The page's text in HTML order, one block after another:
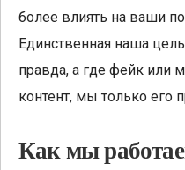
более влиять на ваши
Единственная наша
правда, а где фейк или
контент, мы только его
Как мы